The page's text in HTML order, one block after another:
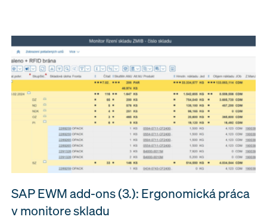
SAP EWM add-ons (3.): Ergonomická práca
v monitore skladu